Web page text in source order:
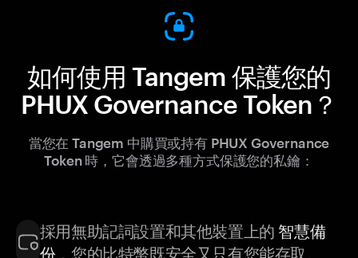
如何使用 Tangem 保護您的
PHUX Governance Token？
當您在 Tangem 中購買或持有 PHUX Governance
Token 時，它會透過多種方式保護您的私鑰：
採用無助記詞設置和其他裝置上的 智慧備
份，您的比特幣既安全又只有您能存取。